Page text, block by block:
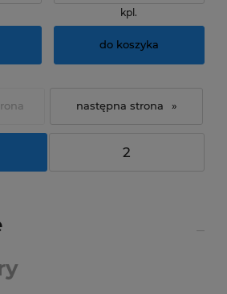
kpl.
do koszyka
2
»